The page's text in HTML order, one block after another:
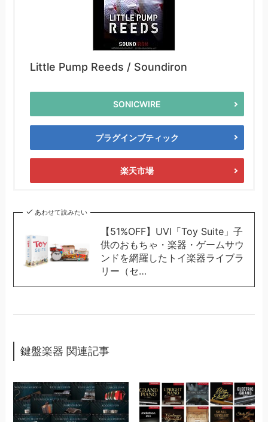
Little Pump Reeds / Soundiron
SONICWIRE
プラグインブティック
楽天市場
あわせて読みたい
【51%OFF】UVI「Toy Suite」子
供のおもちゃ・楽器・ゲームサウ
ンドを網羅したトイ楽器ライブラ
リー（セ…
鍵盤楽器 関連記事